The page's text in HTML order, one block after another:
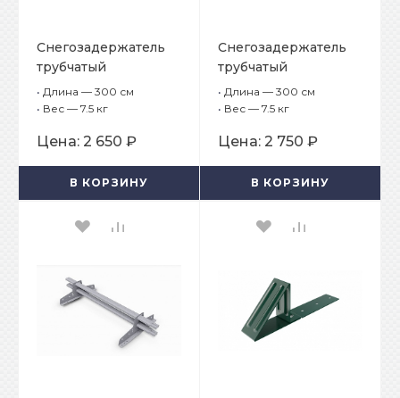
Снегозадержатель
трубчатый
плоскоовальный
Русский рубеж
опоры для
металлочерепицы с
шагом обрешётки
350 мм
• Длина — 300 см
• Вес — 7.5 кг
Цена: 2 650 ₽
В КОРЗИНУ
Снегозадержатель
трубчатый
плоскоовальный
Русский рубеж
опоры для
металлочерепицы с
шагом обрешётки
400 мм
• Длина — 300 см
• Вес — 7.5 кг
Цена: 2 750 ₽
В КОРЗИНУ